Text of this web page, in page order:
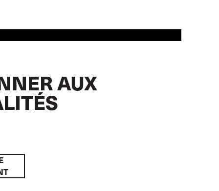
AUX